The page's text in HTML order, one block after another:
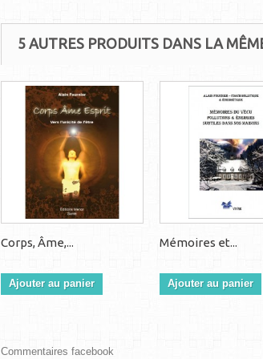
5 AUTRES PRODUITS DANS LA
Corps, Âme,...
Ajouter au panier
Mémoires et...
Ajouter au panier
Commentaires facebook